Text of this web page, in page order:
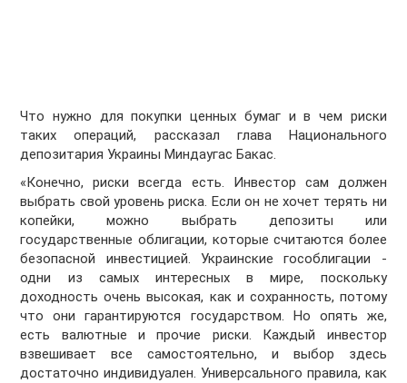
Что нужно для покупки ценных бумаг и в чем риски
таких операций, рассказал глава Национального
депозитария Украины Миндаугас Бакас.
«Конечно, риски всегда есть. Инвестор сам должен
выбрать свой уровень риска. Если он не хочет терять ни
копейки, можно выбрать депозиты или
государственные облигации, которые считаются более
безопасной инвестицией. Украинские гособлигации -
одни из самых интересных в мире, поскольку
доходность очень высокая, как и сохранность, потому
что они гарантируются государством. Но опять же,
есть валютные и прочие риски. Каждый инвестор
взвешивает все самостоятельно, и выбор здесь
достаточно индивидуален. Универсального правила, как